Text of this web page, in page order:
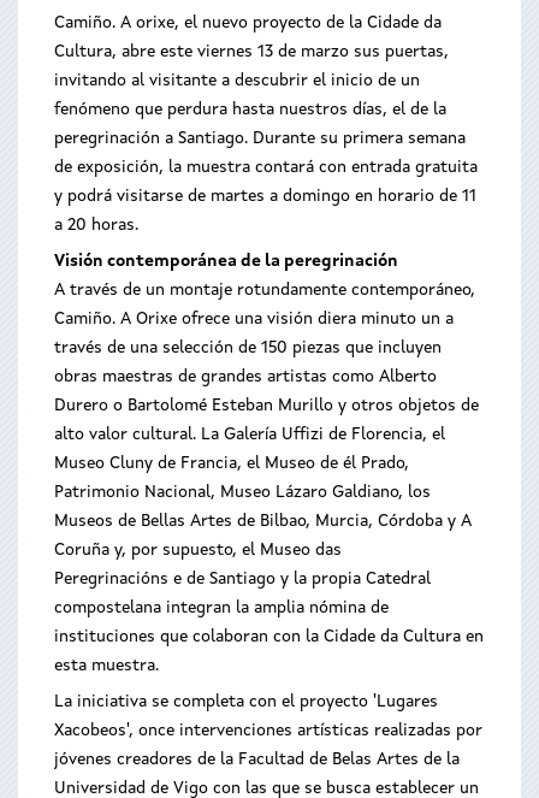
Camiño. A orixe, el nuevo proyecto de la Cidade da
Cultura, abre este viernes 13 de marzo sus puertas,
invitando al visitante a descubrir el inicio de un
fenómeno que perdura hasta nuestros días, el de la
peregrinación a Santiago. Durante su primera semana
de exposición, la muestra contará con entrada gratuita
y podrá visitarse de martes a domingo en horario de 11
a 20 horas.
Visión contemporánea de la peregrinación
A través de un montaje rotundamente contemporáneo,
Camiño. A Orixe ofrece una visión diera minuto un a
través de una selección de 150 piezas que incluyen
obras maestras de grandes artistas como Alberto
Durero o Bartolomé Esteban Murillo y otros objetos de
alto valor cultural. La Galería Uffizi de Florencia, el
Museo Cluny de Francia, el Museo de él Prado,
Patrimonio Nacional, Museo Lázaro Galdiano, los
Museos de Bellas Artes de Bilbao, Murcia, Córdoba y A
Coruña y, por supuesto, el Museo das
Peregrinacións e de Santiago y la propia Catedral
compostelana integran la amplia nómina de
instituciones que colaboran con la Cidade da Cultura en
esta muestra.
La iniciativa se completa con el proyecto 'Lugares
Xacobeos', once intervenciones artísticas realizadas por
jóvenes creadores de la Facultad de Belas Artes de la
Universidad de Vigo con las que se busca establecer un